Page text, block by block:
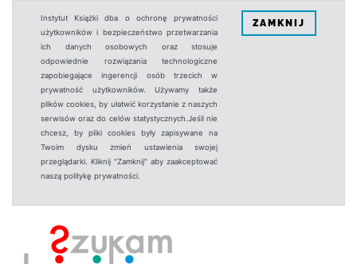
Instytut Książki dba o ochronę prywatności
użytkowników i bezpieczeństwo przetwarzania
ich danych osobowych oraz stosuje
odpowiednie rozwiązania technologiczne
zapobiegające ingerencji osób trzecich w
prywatność użytkowników. Używamy także
plików cookies, by ułatwić korzystanie z naszych
serwisów oraz do celów statystycznych.Jeśli nie
chcesz, by pliki cookies były zapisywane na
Twoim dysku zmień ustawienia swojej
przeglądarki. Kliknij "Zamknij" aby zaakceptować
naszą politykę prywatności.
ZAMKNIJ